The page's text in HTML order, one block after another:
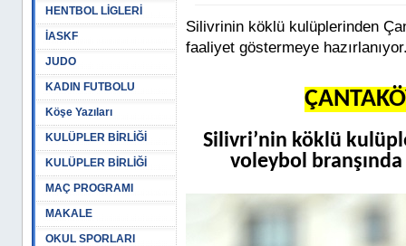
HENTBOL LİGLERİ
İASKF
JUDO
KADIN FUTBOLU
Köşe Yazıları
KULÜPLER BİRLİĞİ
KULÜPLER BİRLİĞİ
MAÇ PROGRAMI
MAKALE
OKUL SPORLARI
Silivrinin köklü kulüplerinden
faaliyet göstermeye
Silivri’nin köklü
voleybol